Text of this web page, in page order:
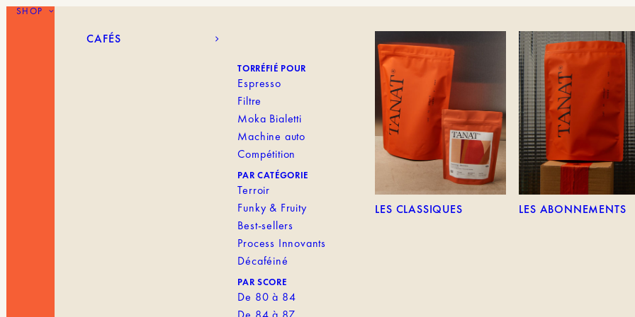
SHOP
CAFÉS
TORRÉFIÉ POUR
Espresso
Filtre
Moka Bialetti
Machine auto
Compétition
PAR CATÉGORIE
Terroir
Funky & Fruity
Best-sellers
Process Innovants
Décaféiné
PAR SCORE
De 80 à 84
LES CLASSIQUES LES ABONNEMENTS